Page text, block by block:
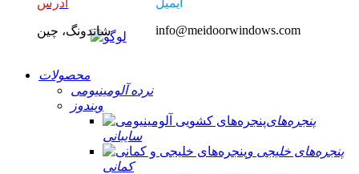
آدرس
شاندونگ، چین
ایمیل
info@meidoorwindows.com
محصولات
نرده آلومینیومی
ویندوز
پنجره‌های
سایبانی
پنجره‌های خلیجی و
کمانی